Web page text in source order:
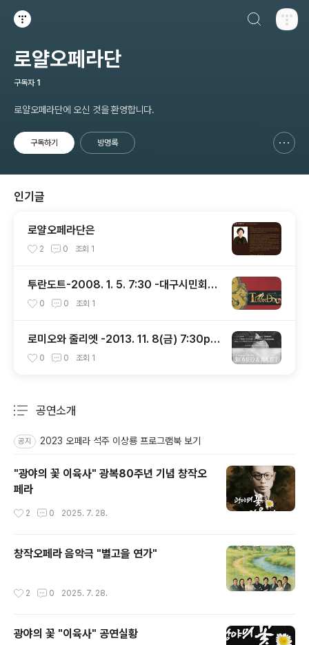
로얄오페라단
구독자 1
로얄오페라단에 오신 것을 환영합니다.
구독하기 방명록
인기글
로얄오페라단은
2 0 조회 1
투란도트-2008. 1. 5. 7:30 -대구시민회관
대공연장
0 0 조회 1
로미오와 줄리엣 -2013. 11. 8(금) 7:30p.
m. -성주문화예술회관
0 0 조회 1
공연소개
공지 2023 오페라 석주 이상룡 프로그램북 보기
"광야의 꽃 이육사" 광복80주년 기념 창작오
페라
2 0 2025. 7. 28.
창작오페라 음악극 "별고을 연가"
2 0 2025. 7. 28.
광야의 꽃 "이육사" 공연실황